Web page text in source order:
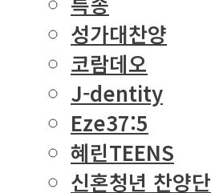
성가대찬양
코람데오
J-dentity
Eze37:5
혜린TEENS
신혼청년 찬양단